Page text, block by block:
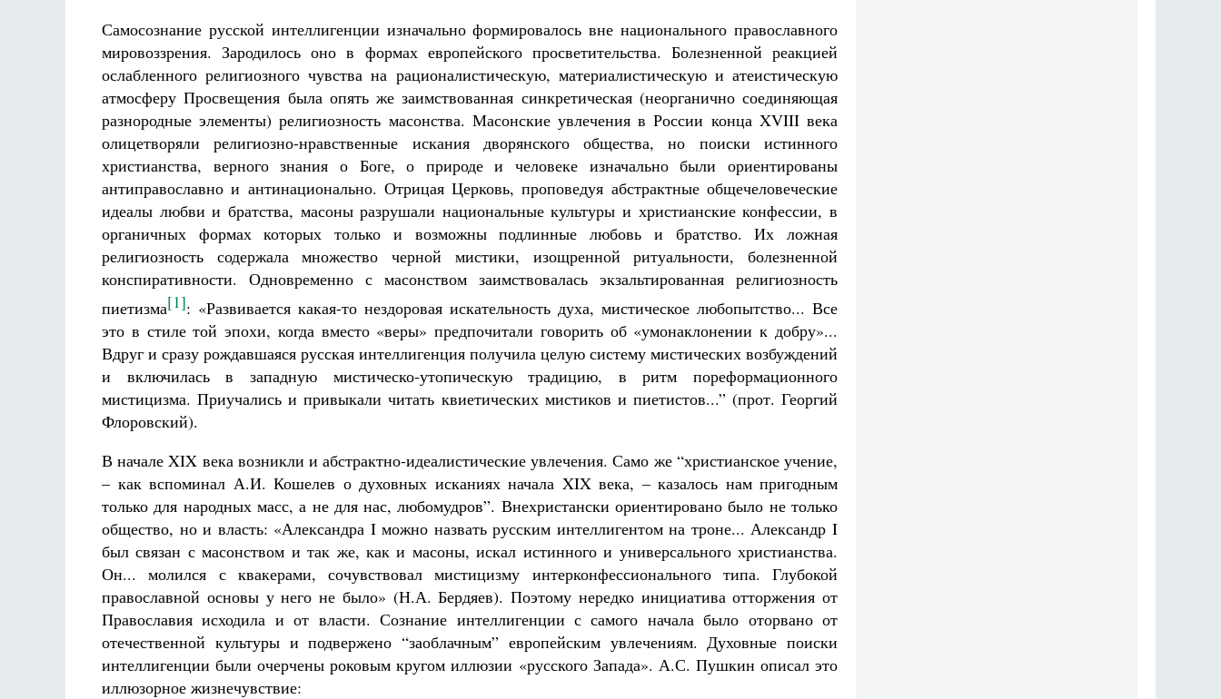
Самосознание русской интеллигенции изначально формировалось вне национального православного
мировоззрения. Зародилось оно в формах европейского просветительства. Болезненной реакцией
ослабленного религиозного чувства на рационалистическую, материалистическую и атеистическую
атмосферу Просвещения была опять же заимствованная синкретическая (неорганично соединяющая
разнородные элементы) религиозность масонства. Масонские увлечения в России конца XVIII века
олицетворяли религиозно-нравственные искания дворянского общества, но поиски истинного
христианства, верного знания о Боге, о природе и человеке изначально были ориентированы
антиправославно и антинационально. Отрицая Церковь, проповедуя абстрактные общечеловеческие
идеалы любви и братства, масоны разрушали национальные культуры и христианские конфессии, в
органичных формах которых только и возможны подлинные любовь и братство. Их ложная
религиозность содержала множество черной мистики, изощренной ритуальности, болезненной
конспиративности. Одновременно с масонством заимствовалась экзальтированная религиозность
пиетизма[1]: «Развивается какая-то нездоровая искательность духа, мистическое любопытство... Все
это в стиле той эпохи, когда вместо «веры» предпочитали говорить об «умонаклонении к добру»...
Вдруг и сразу рождавшаяся русская интеллигенция получила целую систему мистических возбуждений
и включилась в западную мистическо-утопическую традицию, в ритм пореформационного
мистицизма. Приучались и привыкали читать квиетических мистиков и пиетистов...” (прот. Георгий
Флоровский).
В начале XIX века возникли и абстрактно-идеалистические увлечения. Само же “христианское учение,
– как вспоминал А.И. Кошелев о духовных исканиях начала XIX века, – казалось нам пригодным
только для народных масс, а не для нас, любомудров”. Внехристански ориентировано было не только
общество, но и власть: «Александра I можно назвать русским интеллигентом на троне... Александр I
был связан с масонством и так же, как и масоны, искал истинного и универсального христианства.
Он... молился с квакерами, сочувствовал мистицизму интерконфессионального типа. Глубокой
православной основы у него не было» (Н.А. Бердяев). Поэтому нередко инициатива отторжения от
Православия исходила и от власти. Сознание интеллигенции с самого начала было оторвано от
отечественной культуры и подвержено “заоблачным” европейским увлечениям. Духовные поиски
интеллигенции были очерчены роковым кругом иллюзии «русского Запада». А.С. Пушкин описал это
иллюзорное жизнечувствие: